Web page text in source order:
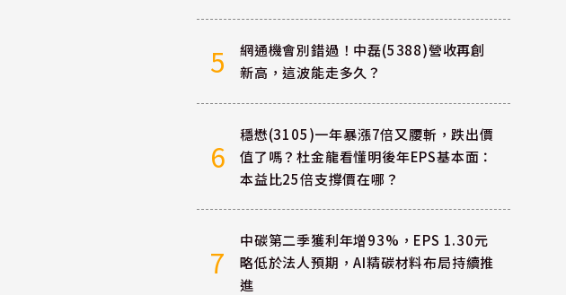
5
網通機會別錯過！中磊(5388)營收再創
新高，這波能走多久？
6
穩懋(3105)一年暴漲7倍又腰斬，跌出價
值了嗎？杜金龍看懂明後年EPS基本面：
本益比25倍支撐價在哪？
7
中碳第二季獲利年增93%，EPS 1.30元
略低於法人預期，AI精碳材料布局持續推
進